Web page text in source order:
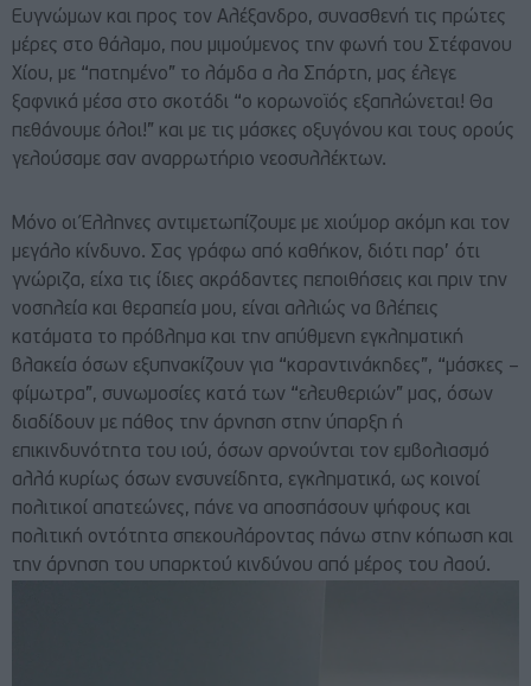
Ευγνώμων και προς τον Αλέξανδρο, συνασθενή τις πρώτες
μέρες στο θάλαμο, που μιμούμενος την φωνή του Στέφανου
Χίου, με “πατημένο” το λάμδα α λα Σπάρτη, μας έλεγε
ξαφνικά μέσα στο σκοτάδι “ο κορωνοϊός εξαπλώνεται! Θα
πεθάνουμε όλοι!” και με τις μάσκες οξυγόνου και τους ορούς
γελούσαμε σαν αναρρωτήριο νεοσυλλέκτων.
Μόνο οι Έλληνες αντιμετωπίζουμε με χιούμορ ακόμη και τον
μεγάλο κίνδυνο. Σας γράφω από καθήκον, διότι παρ’ ότι
γνώριζα, είχα τις ίδιες ακράδαντες πεποιθήσεις και πριν την
νοσηλεία και θεραπεία μου, είναι αλλιώς να βλέπεις
κατάματα το πρόβλημα και την απύθμενη εγκληματική
βλακεία όσων εξυπνακίζουν για “καραντινάκηδες”, “μάσκες –
φίμωτρα”, συνωμοσίες κατά των “ελευθεριών” μας, όσων
διαδίδουν με πάθος την άρνηση στην ύπαρξη ή
επικινδυνότητα του ιού, όσων αρνούνται τον εμβολιασμό
αλλά κυρίως όσων ενσυνείδητα, εγκληματικά, ως κοινοί
πολιτικοί απατεώνες, πάνε να αποσπάσουν ψήφους και
πολιτική οντότητα σπεκουλάροντας πάνω στην κόπωση και
την άρνηση του υπαρκτού κινδύνου από μέρος του λαού.